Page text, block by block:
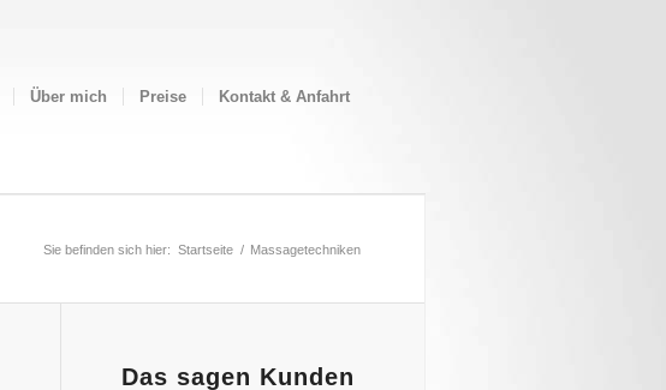
Über mich Preise Kontakt & Anfahrt
Sie befinden sich hier: Startseite / Massagetechniken
Das sagen Kunden